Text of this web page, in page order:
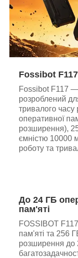
Fossibot F117
Fossibot F117
розроблений
тривалого
оперативної
розширення),
ємністю 10000
роботу та
До 24 ГБ
пам'яті
FOSSIBOT
пам'яті та 256
розширення до